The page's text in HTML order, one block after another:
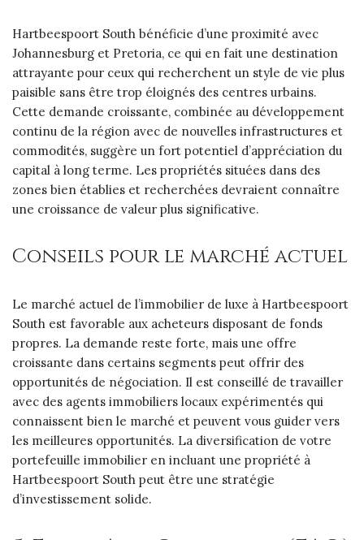
Hartbeespoort South bénéficie d’une proximité avec
Johannesburg et Pretoria, ce qui en fait une destination
attrayante pour ceux qui recherchent un style de vie plus
paisible sans être trop éloignés des centres urbains.
Cette demande croissante, combinée au développement
continu de la région avec de nouvelles infrastructures et
commodités, suggère un fort potentiel d’appréciation du
capital à long terme. Les propriétés situées dans des
zones bien établies et recherchées devraient connaître
une croissance de valeur plus significative.
Conseils pour le marché actuel
Le marché actuel de l’immobilier de luxe à Hartbeespoort
South est favorable aux acheteurs disposant de fonds
propres. La demande reste forte, mais une offre
croissante dans certains segments peut offrir des
opportunités de négociation. Il est conseillé de travailler
avec des agents immobiliers locaux expérimentés qui
connaissent bien le marché et peuvent vous guider vers
les meilleures opportunités. La diversification de votre
portefeuille immobilier en incluant une propriété à
Hartbeespoort South peut être une stratégie
d’investissement solide.